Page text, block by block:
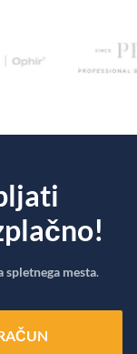
spletnega mesta.